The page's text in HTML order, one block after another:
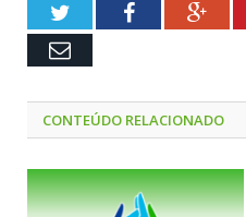
TwitterFacebook
Email
CONTEÚDO RELACIONADO